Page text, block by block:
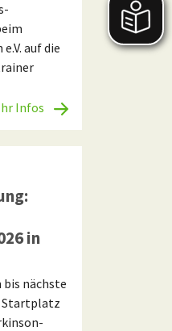
auf die
Infos
in
bis nächste
Startplatz